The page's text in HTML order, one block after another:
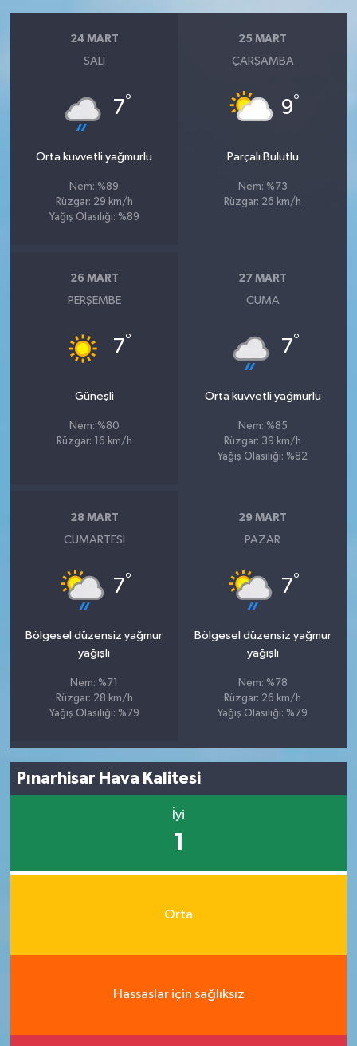
24 MART
SALI
7°
Orta kuvvetli yağmurlu
Nem: %89
Rüzgar: 29 km/h
Yağış Olasılığı: %89
25 MART
ÇARŞAMBA
9°
Parçalı Bulutlu
Nem: %73
Rüzgar: 26 km/h
26 MART
PERŞEMBE
7°
Güneşli
Nem: %80
Rüzgar: 16 km/h
27 MART
CUMA
7°
Orta kuvvetli yağmurlu
Nem: %85
Rüzgar: 39 km/h
Yağış Olasılığı: %82
28 MART
CUMARTESI
7°
Bölgesel düzensiz yağmur
yağışlı
Nem: %71
Rüzgar: 28 km/h
Yağış Olasılığı: %79
29 MART
PAZAR
7°
Bölgesel düzensiz yağmur
yağışlı
Nem: %78
Rüzgar: 26 km/h
Yağış Olasılığı: %79
Pınarhisar Hava Kalitesi
İyi
1
Orta
Hassaslar için sağlıksız